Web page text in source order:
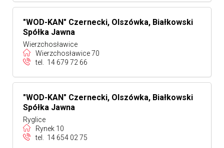
"WOD-KAN" Czernecki, Olszówka, Białkowski
Spółka Jawna
Wierzchosławice
Wierzchosławice 70
tel.
14 679 72 66
"WOD-KAN" Czernecki, Olszówka, Białkowski
Spółka Jawna
Ryglice
Rynek 10
tel.
14 654 02 75